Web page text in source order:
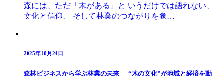
森には、ただ「木がある」と いうだけでは語れない、
文化と信仰、 そして林業のつながりを象…
2025年10月24日
森林ビジネスから学ぶ林業の未来──“木の文化”が地域と経済を動